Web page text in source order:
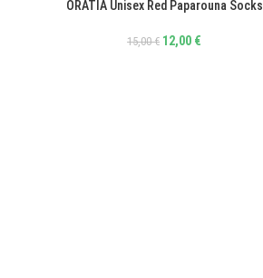
ΕΠΙΛΟΓΉORATIA Unisex Red Paparouna Socks
15,00€ 12,00 €